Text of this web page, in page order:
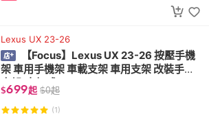
Lexus UX 23-26
【Focus】Lexus UX 23-26 按壓手機
架 車用手機架 車載支架 車用支架 改裝手機
支架/卡扣式/lexus
$699起 $0起
(1)